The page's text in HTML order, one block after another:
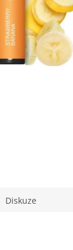
Diskuze